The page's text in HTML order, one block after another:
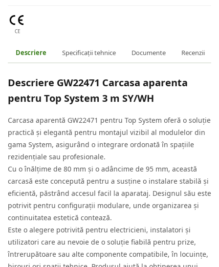
CE
Descriere Specificații tehnice Documente Recenzii
Descriere GW22471 Carcasa aparenta
pentru Top System 3 m SY/WH
Carcasa aparentă GW22471 pentru Top System oferă o soluție
practică și elegantă pentru montajul vizibil al modulelor din
gama System, asigurând o integrare ordonată în spațiile
rezidențiale sau profesionale.
Cu o înălțime de 80 mm și o adâncime de 95 mm, această
carcasă este concepută pentru a susține o instalare stabilă și
eficientă, păstrând accesul facil la aparataj. Designul său este
potrivit pentru configurații modulare, unde organizarea și
continuitatea estetică contează.
Este o alegere potrivită pentru electricieni, instalatori și
utilizatori care au nevoie de o soluție fiabilă pentru prize,
întrerupătoare sau alte componente compatibile, în locuințe,